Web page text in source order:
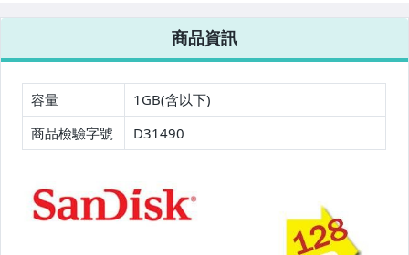
相機、攝影與周邊
運動、戶外與休閒
商品資訊
容量
1GB(含以下)
商品檢驗字號
D31490